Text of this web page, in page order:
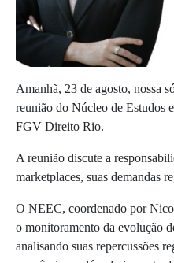
Amanhã, 23 de agosto, nossa
reunião do Núcleo de Estudos
FGV Direito Rio.
A reunião discute a
marketplaces, suas demandas
O NEEC, coordenado por
o monitoramento da evolução
analisando suas repercussões